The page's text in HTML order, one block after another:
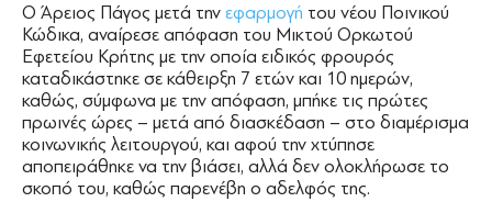
Ο Άρειος Πάγος μετά την εφαρμογή του νέου Ποινικού
Κώδικα, αναίρεσε απόφαση του Μικτού Ορκωτού
Εφετείου Κρήτης με την οποία ειδικός φρουρός
καταδικάστηκε σε κάθειρξη 7 ετών και 10 ημερών,
καθώς, σύμφωνα με την απόφαση, μπήκε τις πρώτες
πρωινές ώρες – μετά από διασκέδαση – στο διαμέρισμα
κοινωνικής λειτουργού, και αφού την χτύπησε
αποπειράθηκε να την βιάσει, αλλά δεν ολοκλήρωσε το
σκοπό του, καθώς παρενέβη ο αδελφός της.